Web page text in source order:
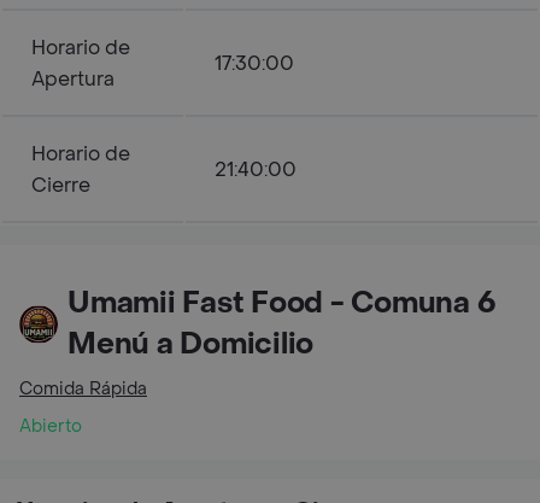
Horario de
Apertura
17:30:00
Horario de
Cierre
21:40:00
Umamii Fast Food - Comuna 6
Menú a Domicilio
Comida Rápida
Abierto